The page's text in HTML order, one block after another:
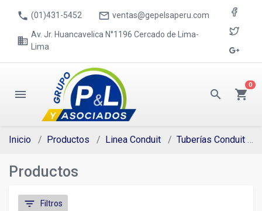
phone (01)431-5452 mail_outline ventas@gepelsaperu.com
business
Av. Jr. Huancavelica N°1196 Cercado de Lima-
Lima
menu search shopping_cart
0
Inicio Productos Linea Conduit Tuberías Conduit
Productos
filter_list Filtros